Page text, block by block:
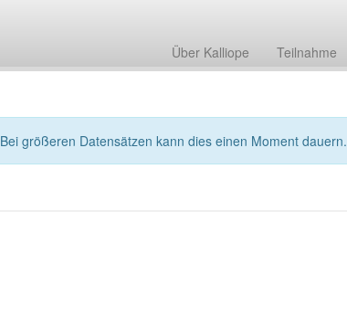
Über Kalliope Teilnahme
Bei größeren Datensätzen kann dies einen Moment dauern.